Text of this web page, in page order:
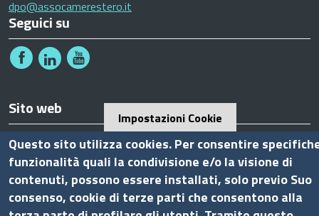
dpo@assocamerestero.it
Seguici su
Sito web
Accesso INTRANET
Mappa del sito
Privacy Policy
Cookie Policy
Impostazioni Cookie
Questo sito utilizza cookies. Per consentire
funzionalità quali la condivisione e/o la visione di
contenuti, possono essere installati, solo previo Suo
consenso, cookie di terze parti che consentono alla